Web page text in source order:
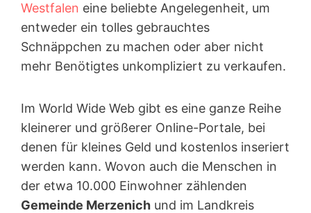
Westfalen eine beliebte Angelegenheit, um
entweder ein tolles gebrauchtes
Schnäppchen zu machen oder aber nicht
mehr Benötigtes unkompliziert zu verkaufen.
Im World Wide Web gibt es eine ganze Reihe
kleinerer und größerer Online-Portale, bei
denen für kleines Geld und kostenlos inseriert
werden kann. Wovon auch die Menschen in
der etwa 10.000 Einwohner zählenden
Gemeinde Merzenich und im Landkreis